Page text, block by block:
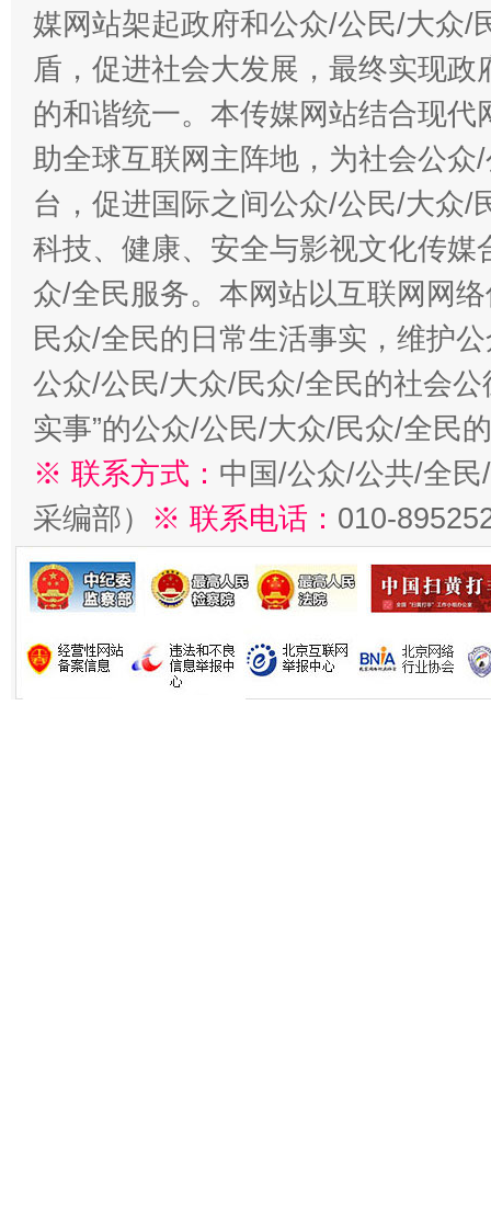
媒网站架起政府和公众/公民/大众/
盾，促进社会大发展，最终实现
的和谐统一。本传媒网站结合现
助全球互联网主阵地，为社会公
台，促进国际之间公众/公民/大众/
科技、健康、安全与影视文化传
众/全民服务。本网站以互联网网
民众/全民的日常生活事实，维护
公众/公民/大众/民众/全民的社会公
实事”的公众/公民/大众/民众/全民
※ 联系方式： 中国/公众/公共/全
采编部） ※ 联系电话： 010-